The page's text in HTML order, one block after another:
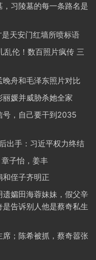
习陵墓的每一条路名是
天安门红墙所喷标语
乱伦！数百照片疯传 三
舟和毛泽东照片对比
媛并威胁杀她全家
号，自己要干到2035
出手：习近平权力终结
子怡，姜丰
和侄子齐明正
孀田海蓉妹妹，假父辛
告诉别人他是蔡奇私生
；陈希被抓，蔡奇嚣张